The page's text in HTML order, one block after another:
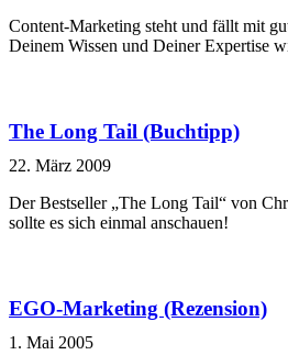
Content-Marketing steht und fällt mit
Deinem Wissen und Deiner Expertise
The Long Tail (Buchtipp)
22. März 2009
Der Bestseller „The Long Tail“ von
sollte es sich einmal anschauen!
EGO-Marketing (Rezension)
1. Mai 2005